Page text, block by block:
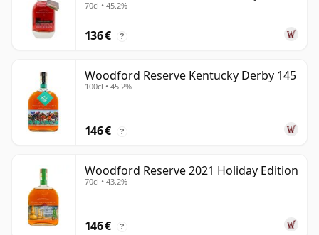
70cl • 45.2%
136 € ?
Woodford Reserve Kentucky Derby 145
100cl • 45.2%
146 € ?
Woodford Reserve 2021 Holiday Edition
70cl • 43.2%
146 € ?